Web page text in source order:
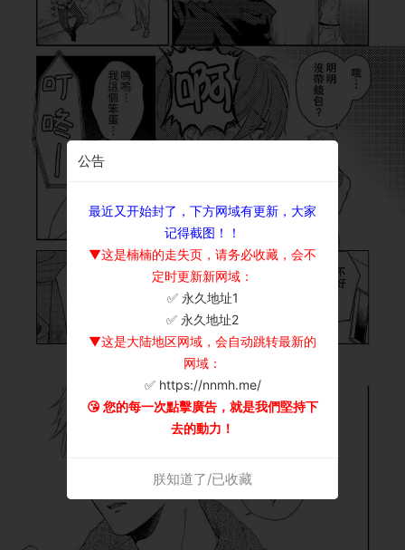
公告
最近又开始封了，下方网域有更新，大家
记得截图！！
▼这是楠楠的走失页，请务必收藏，会不
定时更新新网域：
✅ 永久地址1
✅ 永久地址2
▼这是大陆地区网域，会自动跳转最新的
网域：
✅ https://nnmh.me/
😘 您的每一次點擊廣告，就是我們堅持下
去的動力！
朕知道了/已收藏